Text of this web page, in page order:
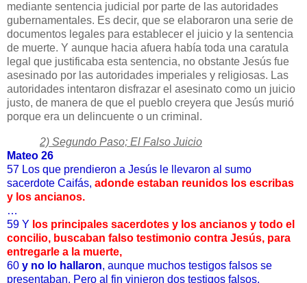
mediante sentencia judicial por parte de las autoridades
gubernamentales. Es decir, que se elaboraron una serie de
documentos legales para establecer el juicio y la sentencia
de muerte. Y aunque hacia afuera había toda una caratula
legal que justificaba esta sentencia, no obstante Jesús fue
asesinado por las autoridades imperiales y religiosas. Las
autoridades intentaron disfrazar el asesinato como un juicio
justo, de manera de que el pueblo creyera que Jesús murió
porque era un delincuente o un criminal.
2) Segundo Paso; El Falso Juicio
Mateo 26
57 Los que prendieron a Jesús le llevaron al sumo
sacerdote Caifás, adonde estaban reunidos los escribas
y los ancianos.
…
59 Y los principales sacerdotes y los ancianos y todo el
concilio, buscaban falso testimonio contra Jesús, para
entregarle a la muerte,
60 y no lo hallaron, aunque muchos testigos falsos se
presentaban. Pero al fin vinieron dos testigos falsos,